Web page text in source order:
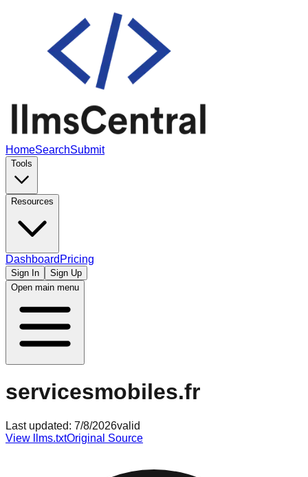
HomeSearchSubmit
Tools
Resources
Dashboard Pricing
Sign In
Sign Up
Open main menu
servicesmobiles.fr
Last updated: 7/8/2026valid
View llms.txtOriginal Source